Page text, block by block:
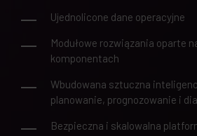
Ujednolicone dane operacyjne
Modułowe rozwiązania oparte
komponentach
Wbudowana sztuczna
planowanie, prognozowanie i
Bezpieczna i skalowalna